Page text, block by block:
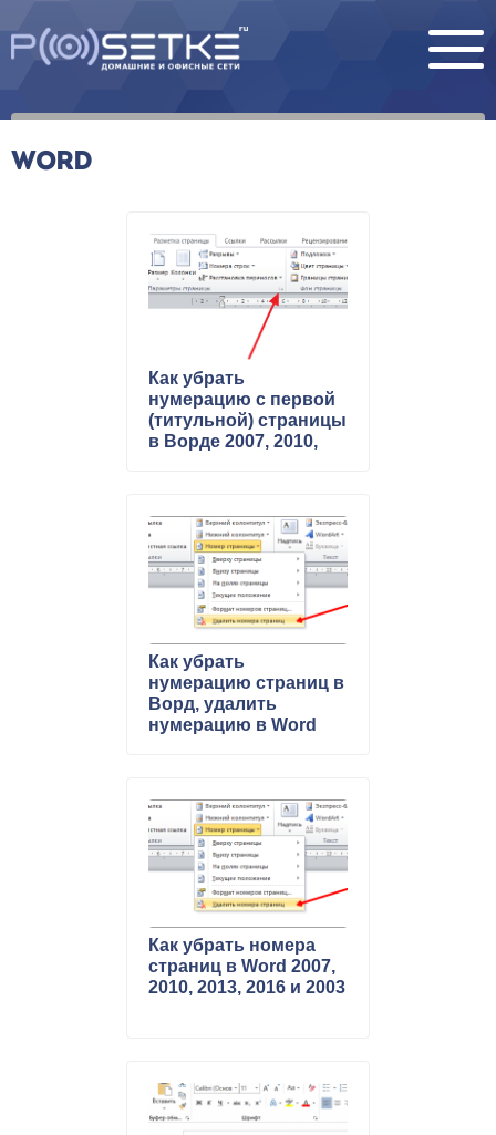
WORD
Как убрать
нумерацию с первой
(титульной) страницы
в Ворде 2007, 2010,
Как убрать
нумерацию страниц в
Ворд, удалить
нумерацию в Word
Как убрать номера
страниц в Word 2007,
2010, 2013, 2016 и 2003